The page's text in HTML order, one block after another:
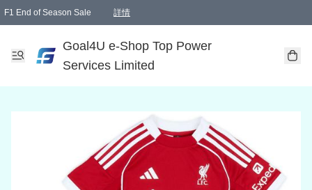
F1 End of Season Sale 詳情
Goal4U e-Shop Top Power
Services Limited